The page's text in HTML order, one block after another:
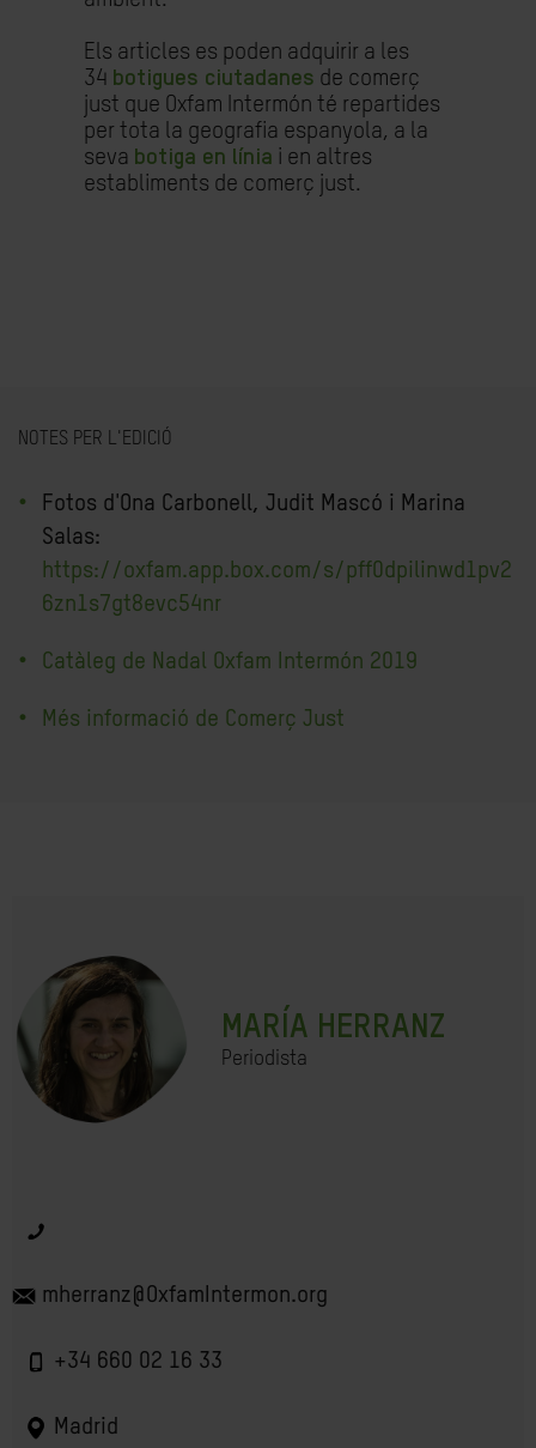
Els articles es poden adquirir a les
34 botigues ciutadanes de comerç
just que Oxfam Intermón té repartides
per tota la geografia espanyola, a la
seva botiga en línia i en altres
establiments de comerç just.
NOTES PER L'EDICIÓ
Fotos d'Ona Carbonell, Judit Mascó i Marina
Salas:
https://oxfam.app.box.com/s/pff0dpilinwd1pv2
6zn1s7gt8evc54nr
Catàleg de Nadal Oxfam Intermón 2019
Més informació de Comerç Just
MARÍA HERRANZ
Periodista
mherranz@OxfamIntermon.org
+34 660 02 16 33
Madrid